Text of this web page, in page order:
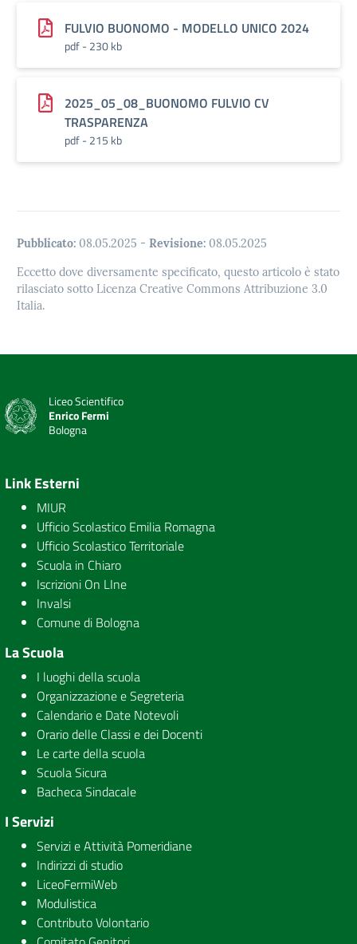
FULVIO BUONOMO - MODELLO UNICO 2024
pdf - 230 kb
2025_05_08_BUONOMO FULVIO CV
TRASPARENZA
pdf - 215 kb
Pubblicato: 08.05.2025 - Revisione: 08.05.2025
Eccetto dove diversamente specificato, questo articolo è stato
rilasciato sotto Licenza Creative Commons Attribuzione 3.0
Italia.
Liceo Scientifico
Enrico Fermi
Bologna
Link Esterni
MIUR
Ufficio Scolastico Emilia Romagna
Ufficio Scolastico Territoriale
Scuola in Chiaro
Iscrizioni On LIne
Invalsi
Comune di Bologna
La Scuola
I luoghi della scuola
Organizzazione e Segreteria
Calendario e Date Notevoli
Orario delle Classi e dei Docenti
Le carte della scuola
Scuola Sicura
Bacheca Sindacale
I Servizi
Servizi e Attività Pomeridiane
Indirizzi di studio
LiceoFermiWeb
Modulistica
Contributo Volontario